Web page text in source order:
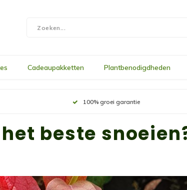
Cadeaupakketten Plantbenodigdheden
100% groei garantie
beste